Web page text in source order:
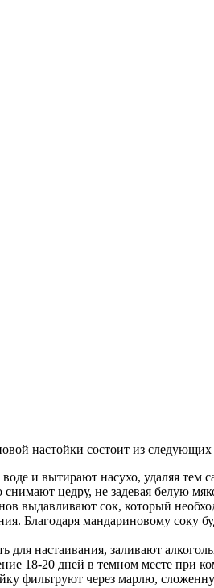
настойки состоит из следующих
и вытирают насухо, удаляя тем
цедру, не задевая белую
выдавливают сок, который
Благодаря мандариновому соку
для настаивания, заливают
18-20 дней в темном месте при
фильтруют через марлю,